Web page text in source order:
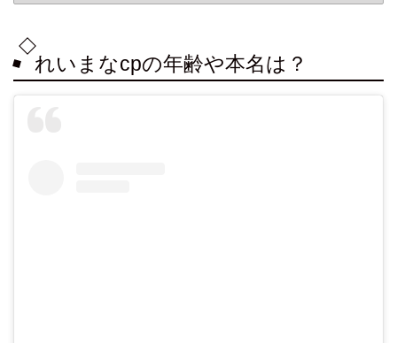
れいまなcpの年齢や本名は？